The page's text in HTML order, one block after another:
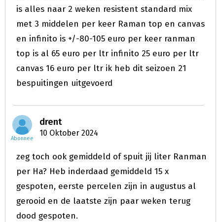
is alles naar 2 weken resistent standard mix
met 3 middelen per keer Raman top en canvas
en infinito is +/-80-105 euro per keer ranman
top is al 65 euro per ltr infinito 25 euro per ltr
canvas 16 euro per ltr ik heb dit seizoen 21
bespuitingen uitgevoerd
Abonnee
drent
10 Oktober 2024
zeg toch ook gemiddeld of spuit jij liter Ranman
per Ha? Heb inderdaad gemiddeld 15 x
gespoten, eerste percelen zijn in augustus al
gerooid en de laatste zijn paar weken terug
dood gespoten.